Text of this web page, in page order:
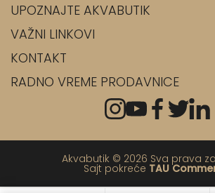
UPOZNAJTE AKVABUTIK
VAŽNI LINKOVI
KONTAKT
RADNO VREME PRODAVNICE
Akvabutik © 2026 Sva prava
Sajt pokreće TAU